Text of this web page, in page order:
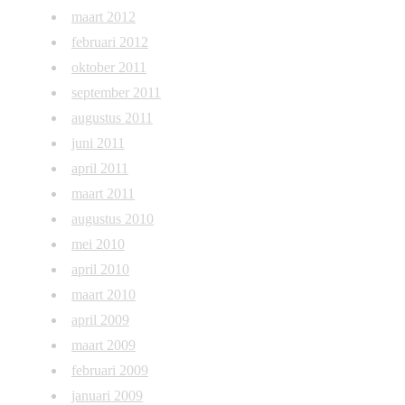
maart 2012
februari 2012
oktober 2011
september 2011
augustus 2011
juni 2011
april 2011
maart 2011
augustus 2010
mei 2010
april 2010
maart 2010
april 2009
maart 2009
februari 2009
januari 2009